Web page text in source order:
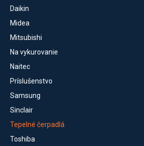
Daikin
Midea
Mitsubishi
Na vykurovanie
Naitec
Príslušenstvo
Samsung
Sinclair
Tepelné čerpadlá
Toshiba